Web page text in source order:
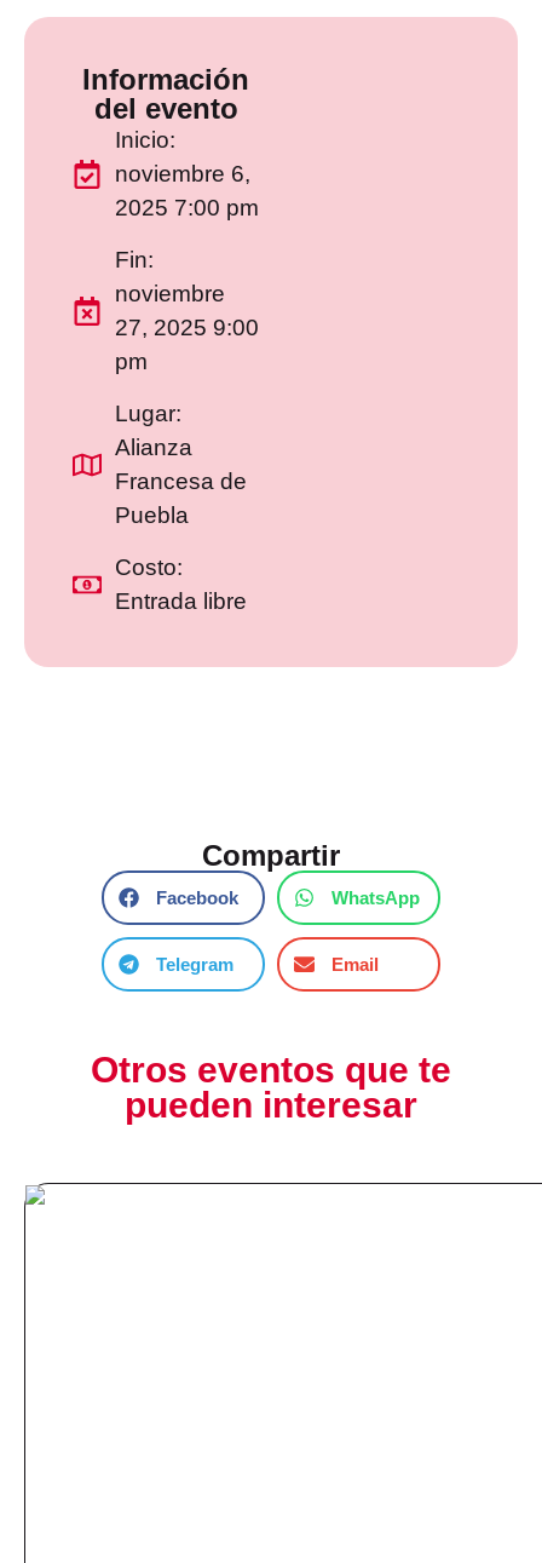
Información
del evento
Inicio:
noviembre 6,
2025 7:00 pm
Fin:
noviembre
27, 2025 9:00
pm
Lugar:
Alianza
Francesa de
Puebla
Costo:
Entrada libre
Compartir
Facebook WhatsApp
Telegram Email
Otros eventos que te
pueden interesar